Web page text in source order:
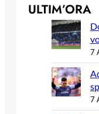
ULTIM’ORA
7
7